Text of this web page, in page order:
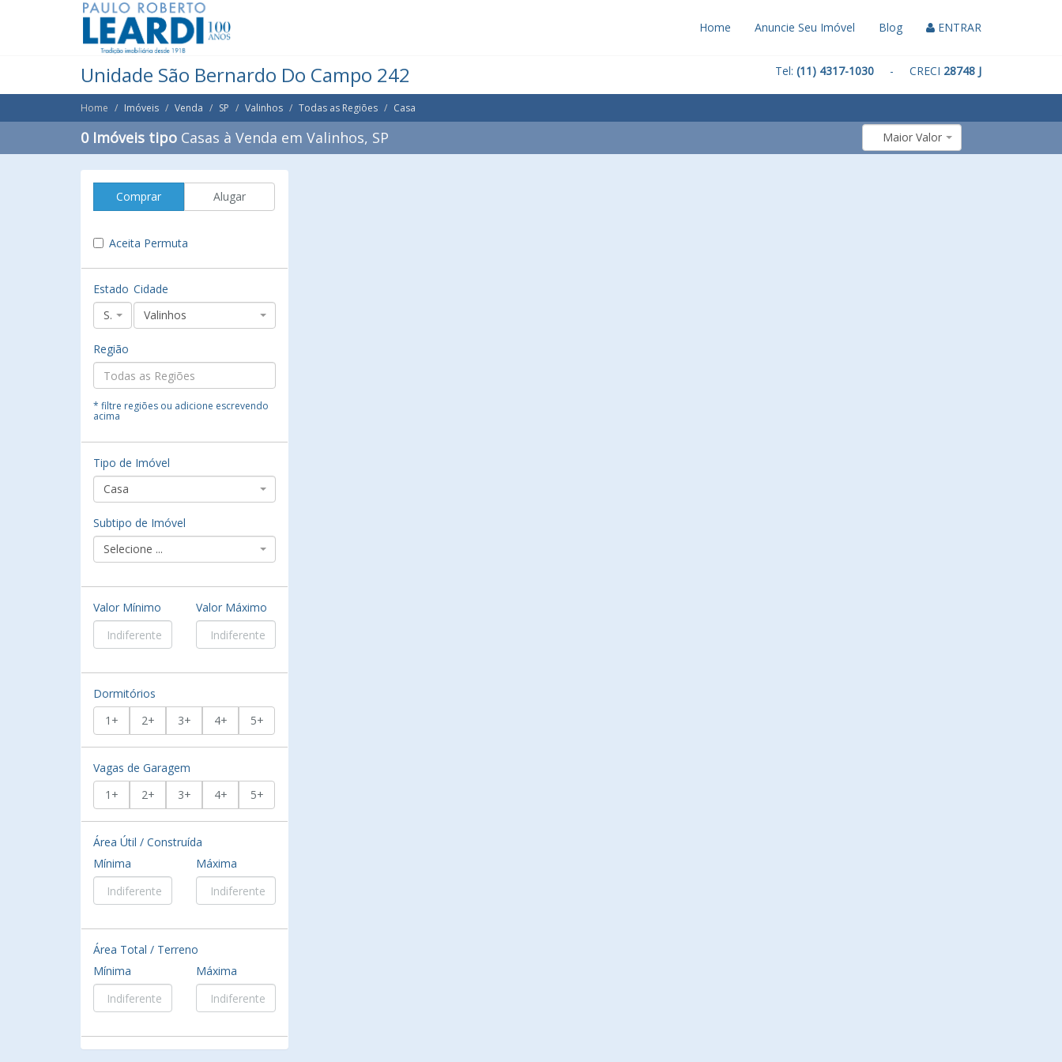
Home Anuncie Seu Imóvel Blog ENTRAR
Unidade São Bernardo Do Campo 242 Tel: (11) 4317-1030 - CRECI 28748 J
Home Imóveis Venda SP Valinhos Todas as Regiões Casa
0 Imóveis tipo Casas à Venda em Valinhos, SP Maior Valor
Comprar Alugar
Aceita Permuta
Estado
SP
Cidade
Valinhos
Região
* filtre regiões ou adicione escrevendo
acima
Tipo de Imóvel
Casa
Subtipo de Imóvel
Selecione ...
Valor Mínimo Valor Máximo
Dormitórios
1+
2+ 3+ 4+ 5+
Vagas de Garagem
1+
2+ 3+ 4+ 5+
Área Útil / Construída
Mínima
Máxima
Área Total / Terreno
Mínima
Máxima